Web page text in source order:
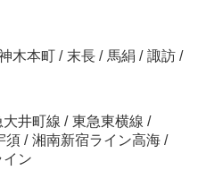
木本町 / 末長 / 馬絹 / 諏訪 /
大井町線 / 東急東横線 /
須 / 湘南新宿ライン高海 /
イン